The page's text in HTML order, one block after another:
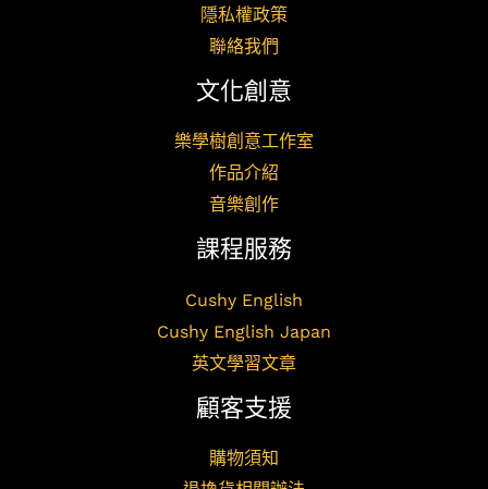
隱私權政策
聯絡我們
文化創意
樂學樹創意工作室
作品介紹
音樂創作
課程服務
Cushy English
Cushy English Japan
英文學習文章
顧客支援
購物須知